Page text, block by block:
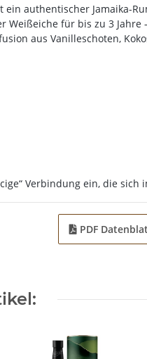
authentischer Jamaika-
für bis zu 3 Jahre
aus Vanilleschoten,
Verbindung ein, die sich
PDF